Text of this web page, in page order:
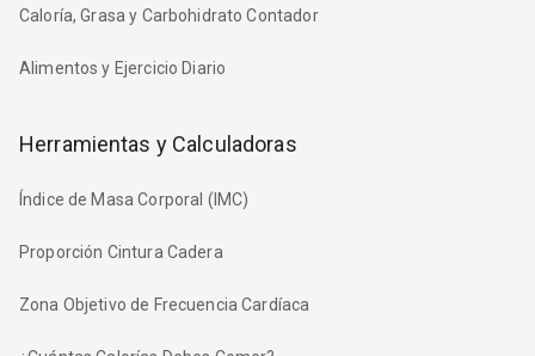
Caloría, Grasa y Carbohidrato Contador
Alimentos y Ejercicio Diario
Herramientas y Calculadoras
Índice de Masa Corporal (IMC)
Proporción Cintura Cadera
Zona Objetivo de Frecuencia Cardíaca